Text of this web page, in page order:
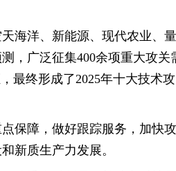
海洋、新能源、现代农业、
，广泛征集400余项重大攻关
最终形成了2025年十大技术
保障，做好跟踪服务，加快
新质生产力发展。